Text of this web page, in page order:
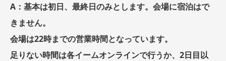
A：基本は初日、最終日のみとします。会場に宿泊はで
きません。
会場は22時までの営業時間となっています。
足りない時間は各イームオンラインで行うか、2日目以